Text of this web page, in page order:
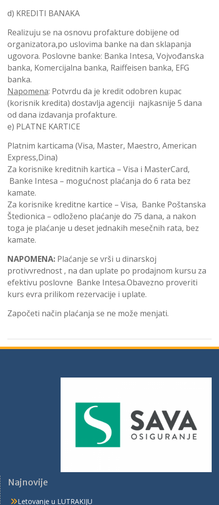
d) KREDITI BANAKA
Realizuju se na osnovu profakture dobijene od
organizatora,po uslovima banke na dan sklapanja
ugovora. Poslovne banke: Banka Intesa, Vojvođanska
banka, Komercijalna banka, Raiffeisen banka, EFG
banka.
Napomena: Potvrdu da je kredit odobren kupac
(korisnik kredita) dostavlja agenciji najkasnije 5 dana
od dana izdavanja profakture.
e) PLATNE KARTICE
Platnim karticama (Visa, Master, Maestro, American
Express,Dina)
Za korisnike kreditnih kartica – Visa i MasterCard,
Banke Intesa – mogućnost plaćanja do 6 rata bez
kamate.
Za korisnike kreditne kartice – Visa, Banke Poštanska
Štedionica – odloženo plaćanje do 75 dana, a nakon
toga je plaćanje u deset jednakih mesečnih rata, bez
kamate.
NAPOMENA: Plaćanje se vrši u dinarskoj
protivvrednost , na dan uplate po prodajnom kursu za
efektivu poslovne Banke Intesa.Obavezno proveriti
kurs evra prilikom rezervacije i uplate.
Započeti način plaćanja se ne može menjati.
Najnovije
Letovanje u LUTRAKIJU